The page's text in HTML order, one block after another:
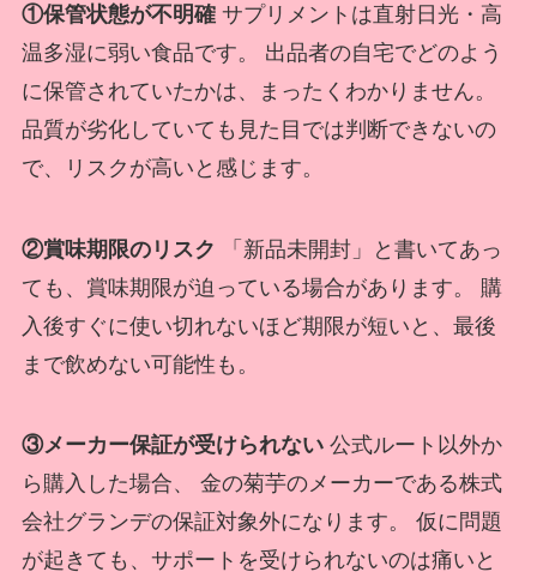
①保管状態が不明確サプリメントは直射日光・高
温多湿に弱い食品です。 出品者の自宅でどのよう
に保管されていたかは、まったくわかりません。
品質が劣化していても見た目では判断できないの
で、リスクが高いと感じます。
②賞味期限のリスク 「新品未開封」と書いてあっ
ても、賞味期限が迫っている場合があります。 購
入後すぐに使い切れないほど期限が短いと、最後
まで飲めない可能性も。
③メーカー保証が受けられない公式ルート以外か
ら購入した場合、 金の菊芋のメーカーである株式
会社グランデの保証対象外になります。 仮に問題
が起きても、サポートを受けられないのは痛いと